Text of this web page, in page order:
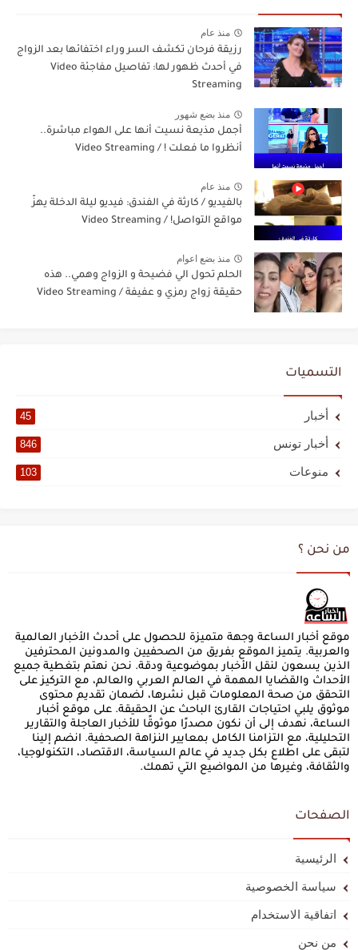
منذ عام
رزيقة فرحان تكشف السر وراء اختفائها بعد الزواج
في أحدث ظهور لها: تفاصيل مفاجئة Video
Streaming
منذ بضع شهور
أجمل مذيعة نسيت أنها على الهواء مباشرة..
أنظروا ما فعلت ! / Video Streaming
منذ عام
بالفيديو / كارثة في الفندق: فيديو ليلة الدخلة يهزّ
مواقع التواصل! / Video Streaming
منذ بضع اعوام
الحلم تحول الي فضيحة و الزواج وهمي.. هذه
حقيقة زواج رمزي و عفيفة / Video Streaming
التسميات
أخبار 45
أخبار تونس 846
منوعات 103
من نحن ؟
موقع أخبار الساعة وجهة متميزة للحصول على أحدث الأخبار العالمية
والعربية. يتميز الموقع بفريق من الصحفيين والمدونين المحترفين
الذين يسعون لنقل الأخبار بموضوعية ودقة. نحن نهتم بتغطية جميع
الأحداث والقضايا المهمة في العالم العربي والعالم، مع التركيز على
التحقق من صحة المعلومات قبل نشرها، لضمان تقديم محتوى
موثوق يلبي احتياجات القارئ الباحث عن الحقيقة. على موقع أخبار
الساعة، نهدف إلى أن نكون مصدرًا موثوقًا للأخبار العاجلة والتقارير
التحليلية، مع التزامنا الكامل بمعايير النزاهة الصحفية. انضم إلينا
لتبقى على اطلاع بكل جديد في عالم السياسة، الاقتصاد، التكنولوجيا،
والثقافة، وغيرها من المواضيع التي تهمك.
الصفحات
الرئيسية
سياسة الخصوصية
اتفاقية الاستخدام
من نحن